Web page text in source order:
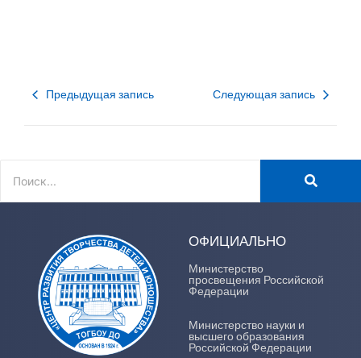
Предыдущая запись Следующая запись
ОФИЦИАЛЬНО
Министерство
просвещения Российской
Федерации
Министерство науки и
высшего образования
Российской Федерации